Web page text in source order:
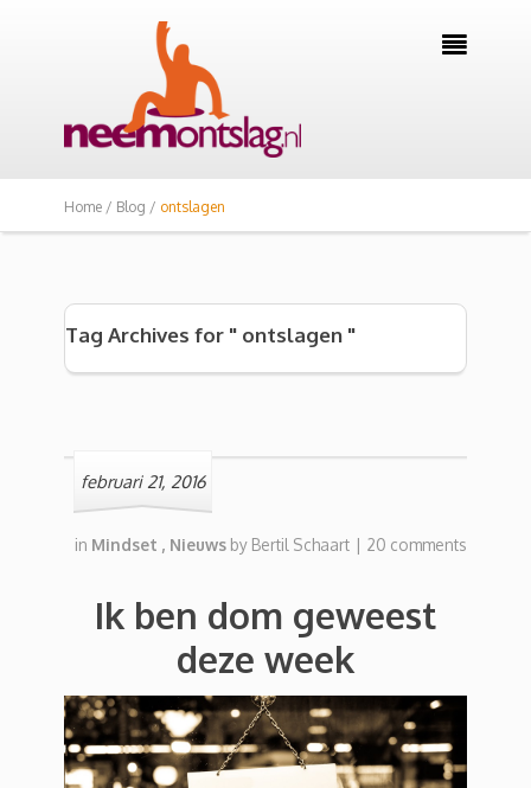

Home / Blog / ontslagen
Tag Archives for " ontslagen "
februari 21, 2016
in Mindset , Nieuws by Bertil Schaart | 20 comments
Ik ben dom geweest
deze week